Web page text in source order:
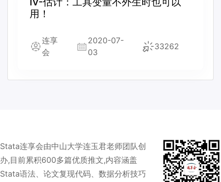
用！
连享
会
2020-07-
03
33262
Stata连享会由中山大学连玉君老师团队创
办,目前累积600多篇优质推文,内容涵盖
Stata语法、论文复现代码、数据分析技巧